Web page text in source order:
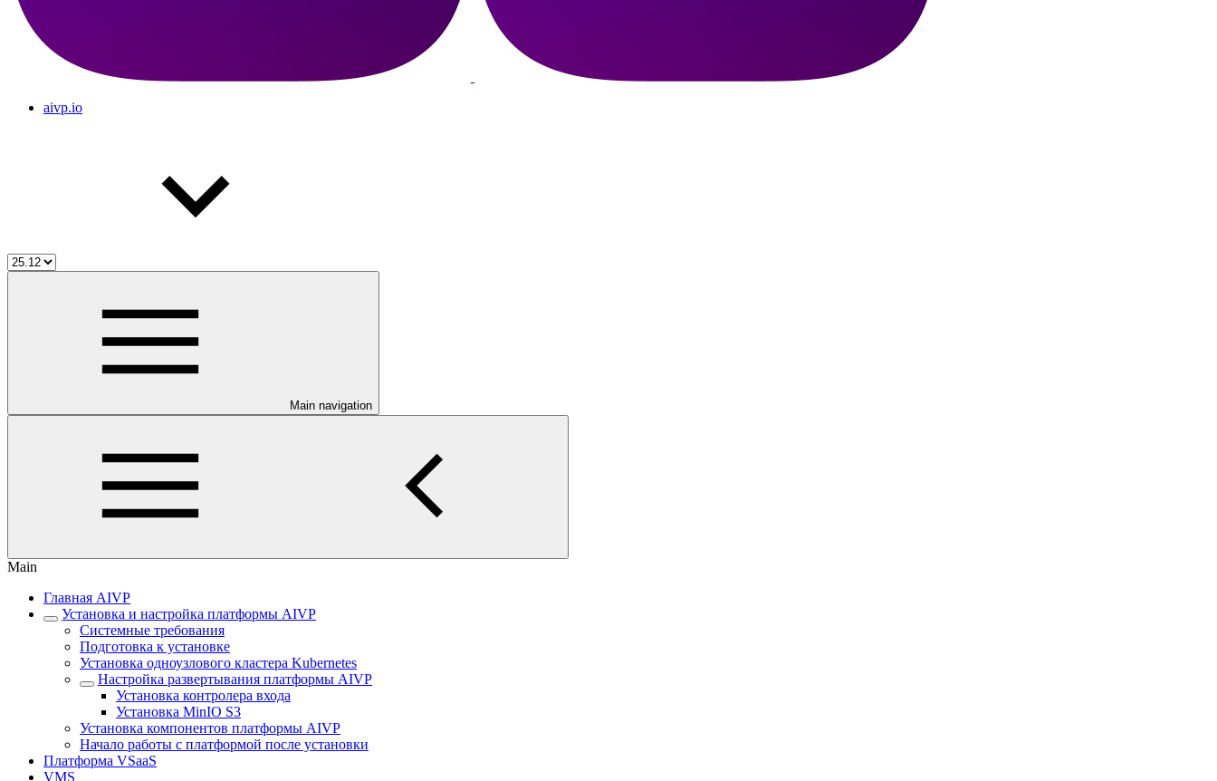
aivp.io
Main navigation
Main
Главная AIVP
Установка и настройка платформы AIVP
Системные требования
Подготовка к установке
Установка одноузлового кластера Kubernetes
Настройка развертывания платформы AIVP
Установка контролера входа
Установка MinIO S3
Установка компонентов платформы AIVP
Начало работы с платформой после установки
Платформа VSaaS
VMS